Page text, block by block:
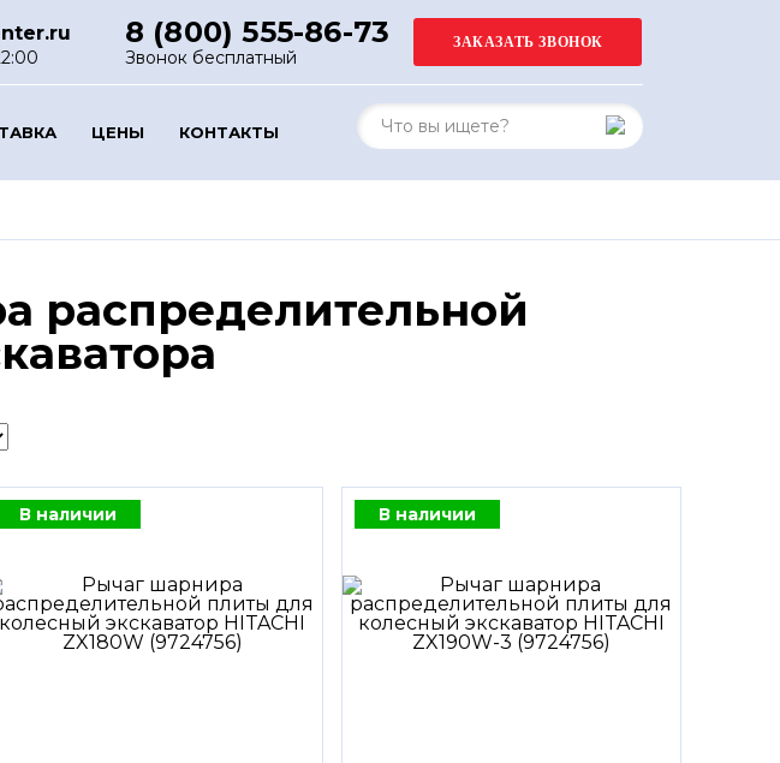
8 (800) 555-86-73
Звонок бесплатный
ЦЕНЫ КОНТАКТЫ
распределительной
В наличии В наличии